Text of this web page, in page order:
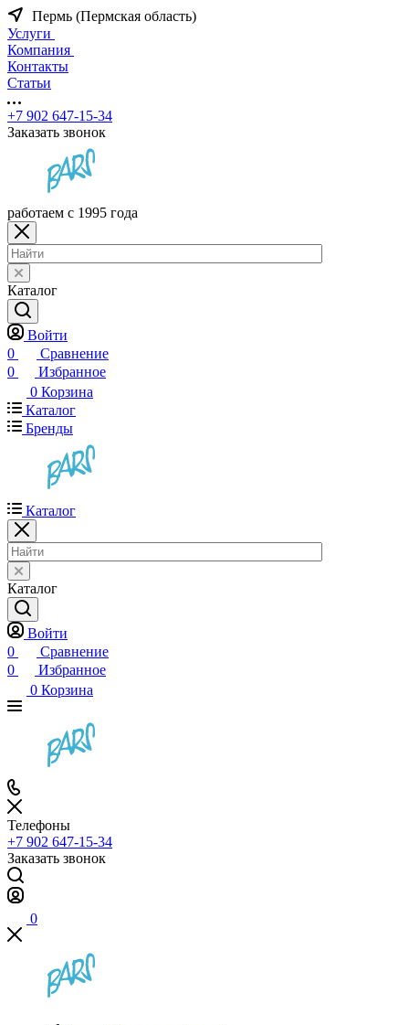
Пермь (Пермская область)
Услуги
Компания
Контакты
Статьи
+7 902 647-15-34
Заказать звонок
работаем с 1995 года
Каталог
Войти
0
Сравнение
0
Избранное
0 Корзина
Каталог
Бренды
Каталог
Каталог
Войти
0
Сравнение
0
Избранное
0 Корзина
Телефоны
+7 902 647-15-34
Заказать звонок
0